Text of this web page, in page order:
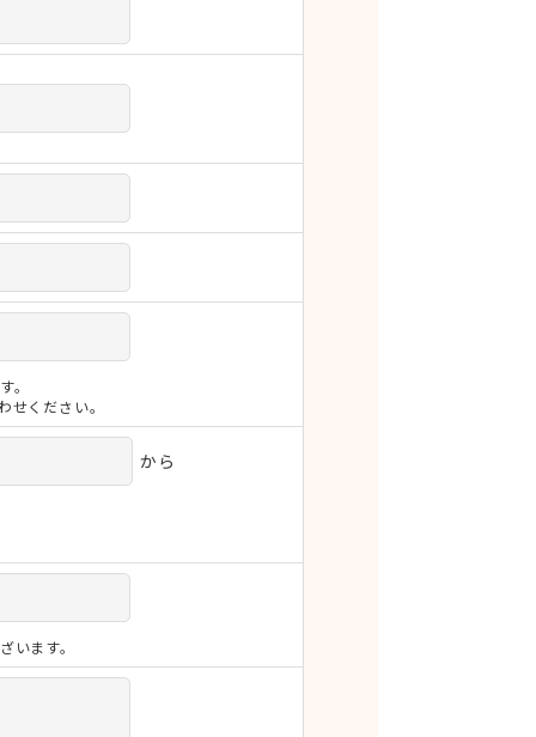
。
ください。
から
ます。